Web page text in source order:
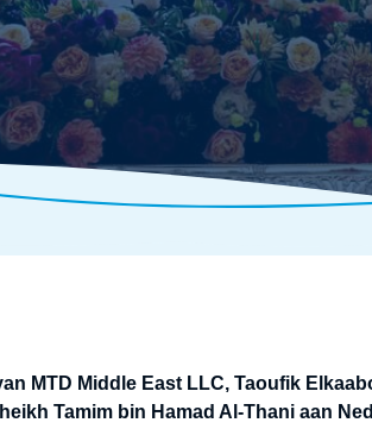
MTD Middle East LLC, Taoufik
Tamim bin Hamad Al-Thani aan